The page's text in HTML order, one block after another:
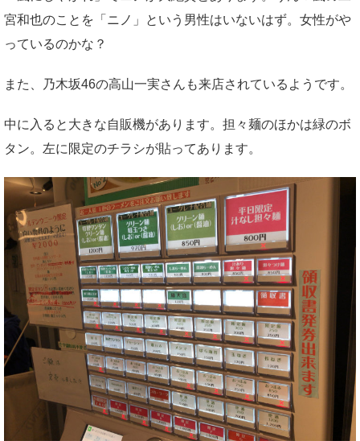
宮和也のことを「ニノ」という男性はいないはず。女性がや
っているのかな？
また、乃木坂46の高山一実さんも来店されているようです。
中に入ると大きな自販機があります。担々麺のほかは緑のボ
タン。左に限定のチラシが貼ってあります。